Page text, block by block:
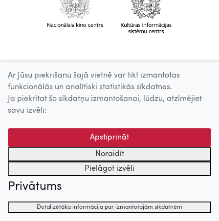
Ar Jūsu piekrišanu šajā vietnē var tikt izmantotas
funkcionālās un analītiski statistikās sīkdatnes.
Ja piekrītat šo sīkdatņu izmantošanai, lūdzu, atzīmējiet
savu izvēli:
Apstiprināt
Noraidīt
Pielāgot izvēli
Privātums
Detalizētāka informācija par izmantotajām sīkdatnēm